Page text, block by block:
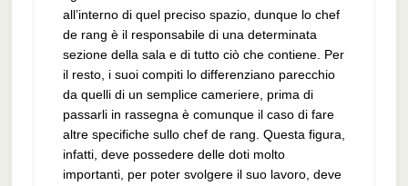
all’interno di quel preciso spazio, dunque lo chef
de rang è il responsabile di una determinata
sezione della sala e di tutto ciò che contiene. Per
il resto, i suoi compiti lo differenziano parecchio
da quelli di un semplice cameriere, prima di
passarli in rassegna è comunque il caso di fare
altre specifiche sullo chef de rang. Questa figura,
infatti, deve possedere delle doti molto
importanti, per poter svolgere il suo lavoro, deve